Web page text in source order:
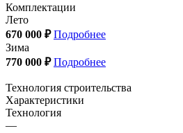
Комплектации
Лето
670 000 ₽ Подробнее
Зима
770 000 ₽ Подробнее
Технология строительства
Характеристики
Технология
—